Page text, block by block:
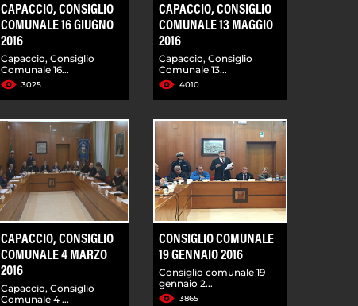
CAPACCIO, CONSIGLIO
COMUNALE 16 GIUGNO
2016
Capaccio, Consiglio
Comunale 16...
3025
CAPACCIO, CONSIGLIO
COMUNALE 13 MAGGIO
2016
Capaccio, Consiglio
Comunale 13...
4010
CAPACCIO, CONSIGLIO
COMUNALE 4 MARZO
2016
Capaccio, Consiglio
Comunale 4 ...
CONSIGLIO COMUNALE
19 GENNAIO 2016
Consiglio comunale 19
gennaio 2...
3865